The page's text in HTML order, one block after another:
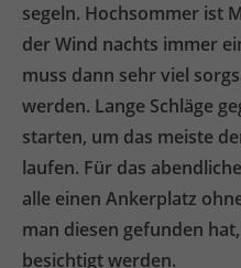
segeln. Hochsommer ist
der Wind nachts immer
muss dann sehr viel
werden. Lange Schläge
starten, um das meiste
laufen. Für das
alle einen Ankerplatz
man diesen gefunden
besichtigt werden.